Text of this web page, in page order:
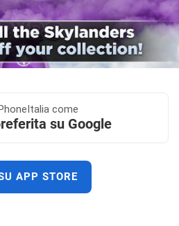
come
su Google
APP STORE